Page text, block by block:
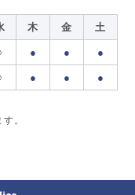
木 金
土
● ●
●
● ● ●
。